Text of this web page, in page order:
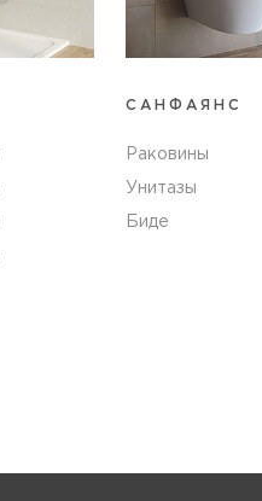
САНФАЯНС
Раковины
Унитазы
Биде